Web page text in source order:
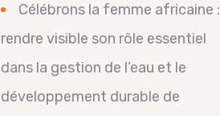
Célébrons la femme africaine :
rendre visible son rôle essentiel
dans la gestion de l’eau et le
développement durable de